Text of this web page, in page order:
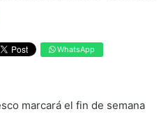
WhatsApp
marcará el fin de semana